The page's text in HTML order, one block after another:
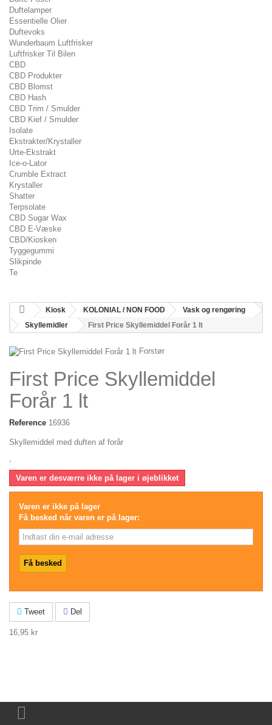
Duftelamper
Essentielle Olier
Duftevoks
Wunderbaum Luftfrisker
Luftfrisker Til Bilen
CBD
CBD Produkter
CBD Blomst
CBD Hash
CBD Trim / Smulder
CBD Kief / Smulder
Isolate
Ekstrakter/Krystaller
Urte-Ekstrakt
Ice-o-Lator
Crumble Extract
Krystaller
Shatter
Terpsolate
CBD Sugar Wax
CBD E-Væske
CBD/Kiosken
Tyggegummi
Slikpinde
Te
Kiosk KOLONIAL / NON FOOD
Vask og rengøring
Skyllemidler
First Price Skyllemiddel Forår 1 lt
Forstør
First Price Skyllemiddel
Forår 1 lt
Reference 16936
Skyllemiddel med duften af forår
Varen er desværre ikke på lager i øjeblikket
Varen er ikke på lager
Få besked når varen er på lager:
Tweet Del
16,95 kr